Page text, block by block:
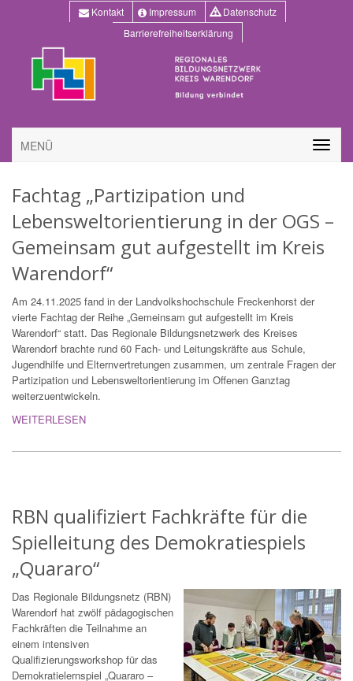
Kontakt Impressum
Datenschutz
Barrierefreiheitserklärung
MENÜ
Fachtag „Partizipation und
Lebensweltorientierung in der OGS –
Gemeinsam gut aufgestellt im Kreis
Warendorf“
Am 24.11.2025 fand in der Landvolkshochschule Freckenhorst der
vierte Fachtag der Reihe „Gemeinsam gut aufgestellt im Kreis
Warendorf“ statt. Das Regionale Bildungsnetzwerk des Kreises
Warendorf brachte rund 60 Fach- und Leitungskräfte aus Schule,
Jugendhilfe und Elternvertretungen zusammen, um zentrale Fragen der
Partizipation und Lebensweltorientierung im Offenen Ganztag
weiterzuentwickeln.
WEITERLESEN
RBN qualifiziert Fachkräfte für die
Spielleitung des Demokratiespiels
„Quararo“
Das Regionale Bildungsnetz (RBN)
Warendorf hat zwölf pädagogischen
Fachkräften die Teilnahme an
einem intensiven
Qualifizierungsworkshop für das
Demokratielernspiel „Quararo –